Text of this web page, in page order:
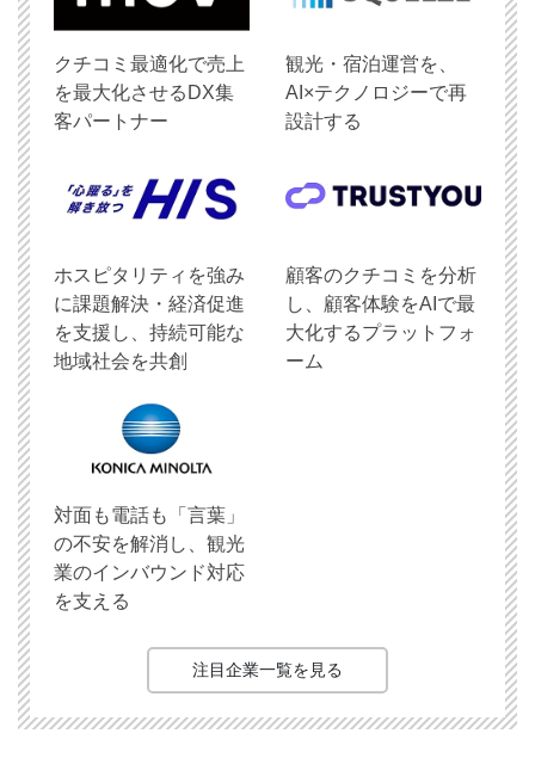
クチコミ最適化で売上
を最大化させるDX集
客パートナー
観光・宿泊運営を、
AI×テクノロジーで再
設計する
ホスピタリティを強み
に課題解決・経済促進
を支援し、持続可能な
地域社会を共創
顧客のクチコミを分析
し、顧客体験をAIで最
大化するプラットフォ
ーム
対面も電話も「言葉」
の不安を解消し、観光
業のインバウンド対応
を支える
注目企業一覧を見る